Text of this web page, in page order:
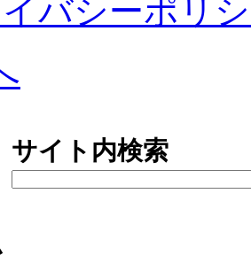
バシーポリ
サイト内検索